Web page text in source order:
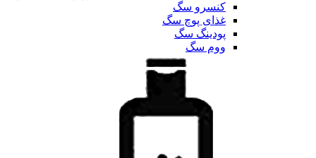
کنسرو سگ
غذای پوچ سگ
پودینگ سگ
ووم سگ